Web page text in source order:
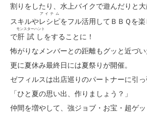
割りをしたり、水上バイクで遊んだりと大
スキルやレシピ
アイテム
をフル活用してＢＢＱを楽
で肝試し
モンスターハント
をすることに！
怖がりなメンバーとの距離もグッと近づ
更に夏休み最終日には夏祭りが開催。
ゼフィルスは出店巡りのパートナーに引
「ひと夏の思い出、作りましょう？」
仲間を増やして、強ジョブ・お宝・超ゲ